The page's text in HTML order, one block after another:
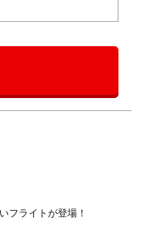
フライトが登場！